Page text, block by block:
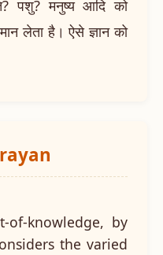
पशु? मनुष्य आदि को
लेता है। ऐसे ज्ञान को
of-knowledge, by
the varied